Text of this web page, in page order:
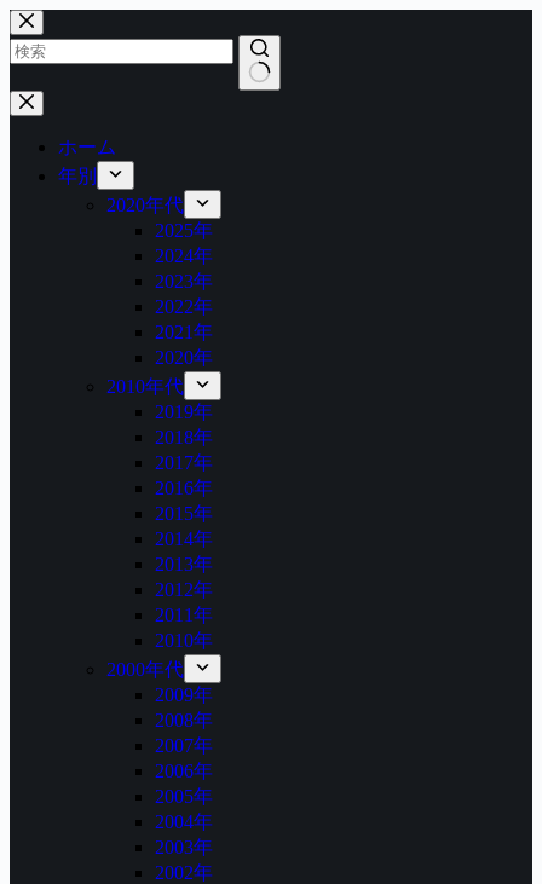
コ
ン
テ
ン
ツ
結
ホーム
年別
2020年代
2025年
2024年
2023年
2022年
2021年
2020年
2010年代
2019年
2018年
2017年
2016年
2015年
2014年
2013年
2012年
2011年
2010年
2000年代
2009年
2008年
2007年
2006年
2005年
2004年
2003年
2002年